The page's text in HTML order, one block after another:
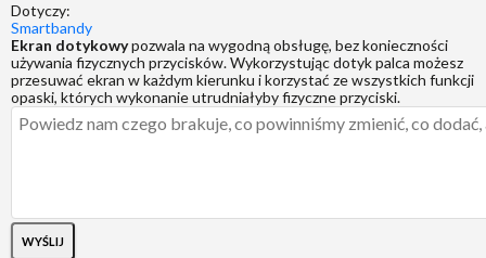
Dotyczy:
Smartbandy
Ekran dotykowypozwala na wygodną obsługę, bez konieczności
używania fizycznych przycisków. Wykorzystując dotyk palca możesz
przesuwać ekran w każdym kierunku i korzystać ze wszystkich funkcji
opaski, których wykonanie utrudniałyby fizyczne przyciski.
WYŚLIJ